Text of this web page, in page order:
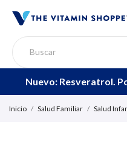
Nuevo: Resveratrol.
Inicio Salud Familiar Salud